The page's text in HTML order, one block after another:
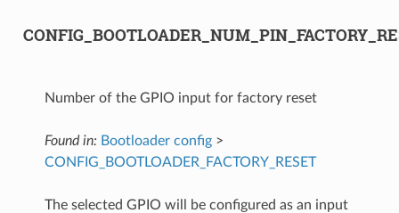
Number of the GPIO input for factory reset
Found in: Bootloader config>
CONFIG_BOOTLOADER_FACTORY_RESET
The selected GPIO will be configured as an input